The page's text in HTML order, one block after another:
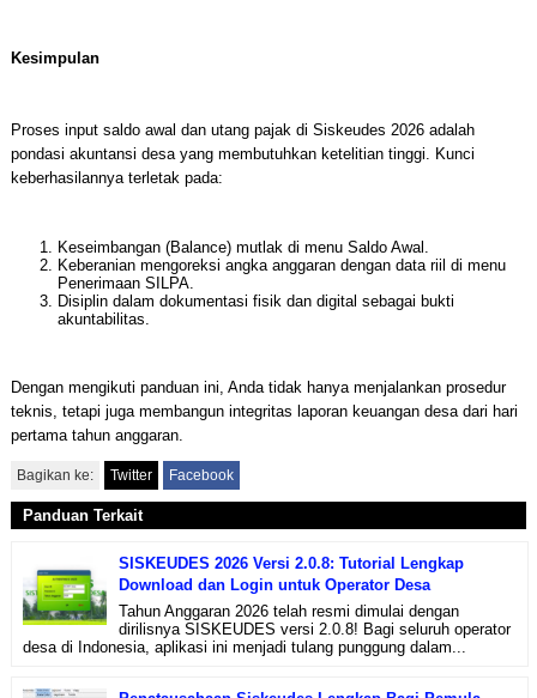
Kesimpulan
Proses input saldo awal dan utang pajak di Siskeudes 2026 adalah
pondasi akuntansi desa yang membutuhkan ketelitian tinggi. Kunci
keberhasilannya terletak pada:
Keseimbangan (Balance) mutlak di menu Saldo Awal.
Keberanian mengoreksi angka anggaran dengan data riil di menu
Penerimaan SILPA.
Disiplin dalam dokumentasi fisik dan digital sebagai bukti
akuntabilitas.
Dengan mengikuti panduan ini, Anda tidak hanya menjalankan prosedur
teknis, tetapi juga membangun integritas laporan keuangan desa dari hari
pertama tahun anggaran.
Bagikan ke: Twitter Facebook
Panduan Terkait
SISKEUDES 2026 Versi 2.0.8: Tutorial Lengkap
Download dan Login untuk Operator Desa
Tahun Anggaran 2026 telah resmi dimulai dengan
dirilisnya SISKEUDES versi 2.0.8! Bagi seluruh operator
desa di Indonesia, aplikasi ini menjadi tulang punggung dalam...